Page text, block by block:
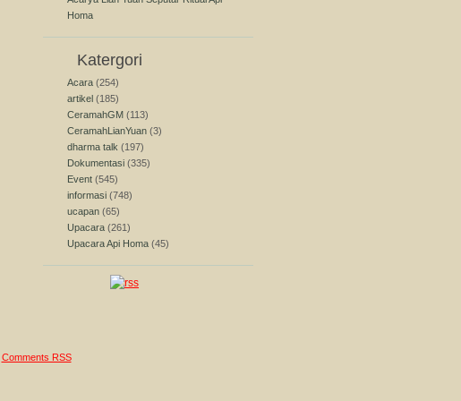
Homa
Katergori
Acara (254)
artikel (185)
CeramahGM (113)
CeramahLianYuan (3)
dharma talk (197)
Dokumentasi (335)
Event (545)
informasi (748)
ucapan (65)
Upacara (261)
Upacara Api Homa (45)
Comments RSS